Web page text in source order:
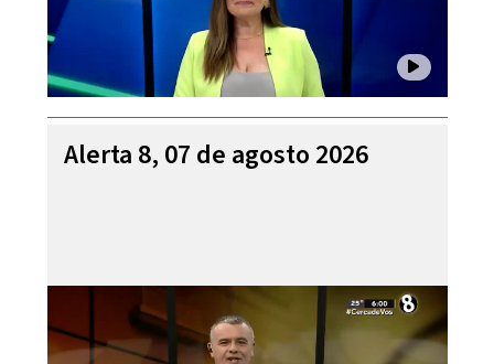
Alerta 8, 07 de agosto 2026